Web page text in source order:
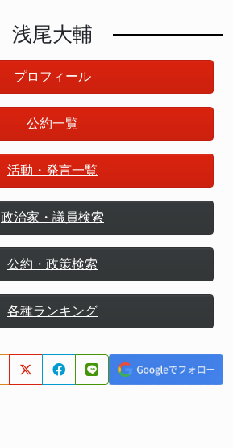
浅尾大輔
プロフィール
公約一覧
活動・発言一覧
政治家・議員検索
公約・政策検索
各種ランキング